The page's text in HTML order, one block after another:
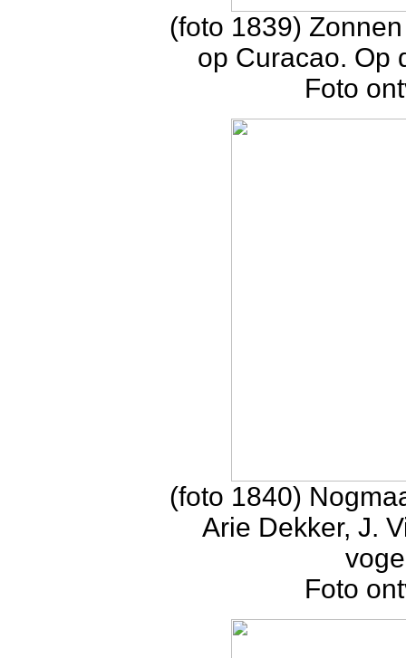
(foto 1839)
op Curacao. Op
Foto
(foto 1840)
Arie Dekker, J.
Foto